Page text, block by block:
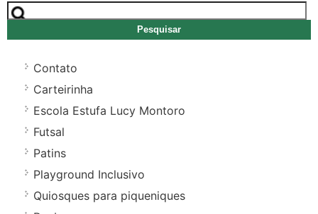
Pesquisar
por:
Contato
Carteirinha
Escola Estufa Lucy Montoro
Futsal
Patins
Playground Inclusivo
Quiosques para piqueniques